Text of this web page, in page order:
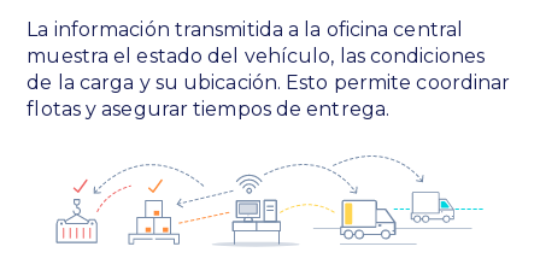
La información transmitida a la oficina central
muestra el estado del vehículo, las condiciones
de la carga y su ubicación. Esto permite coordinar
flotas y asegurar tiempos de entrega.